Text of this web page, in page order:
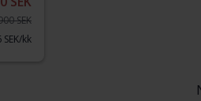
SEK
SEK/kk